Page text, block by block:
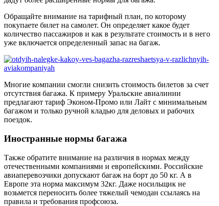
Обращайте внимание на тарифный план, по которому
покупаете билет на самолет. Он определяет какое будет
количество пассажиров и как в результате стоимость и в него
уже включается определенный запас на багаж.
Многие компании смогли снизить стоимость билетов за счет
отсутствия багажа. К примеру Уральские авиалинии
предлагают тариф Эконом-Промо или Лайт с минимальным
багажом и только ручной кладью для деловых и рабочих
поездок.
Иностранные нормы багажа
Также обратите внимание на различия в нормах между
отечественными компаниями и европейскими. Российские
авиаперевозчики допускают багаж на борт до 50 кг. А в
Европе эта норма максимум 32кг. Даже носильщик не
возьмется переносить более тяжелый чемодан ссылаясь на
правила и требования профсоюза.